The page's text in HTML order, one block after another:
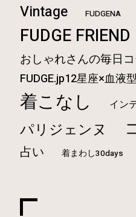
Vintage FUDGENA
FUDGE FRIEND
おしゃれさんの毎日
FUDGE.jp12星座×血液
着こなし イン
パリジェンヌ
占い 着まわし30days